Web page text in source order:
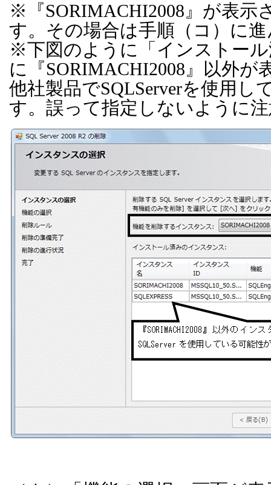
※『SORIMACHI2008 』が表示
す。その場合は手順（コ）に
※下図のように「インストー
に『SORIMACHI2008 』以外が
他社製品でSQLServerを使用し
す。誤って指定しないように